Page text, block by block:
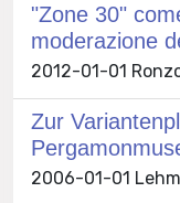
"Zone 30"
moderazione
2012-01-01
Zur
2006-01-01